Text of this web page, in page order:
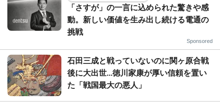
「さすが」の一言に込められた驚きや感
動。新しい価値を生み出し続ける電通の
挑戦
Sponsored
石田三成と戦っていないのに関ヶ原合戦
後に大出世...徳川家康が厚い信頼を置い
た「戦国最大の悪人」